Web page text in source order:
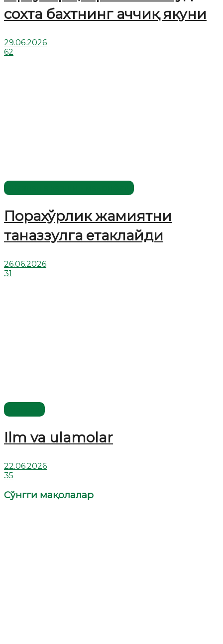
сохта бахтнинг аччиқ якуни
29.06.2026
62
Порахўрлик жамиятни
таназзулга етаклайди
26.06.2026
31
Ilm va ulamolar
22.06.2026
35
Сўнгги мақолалар